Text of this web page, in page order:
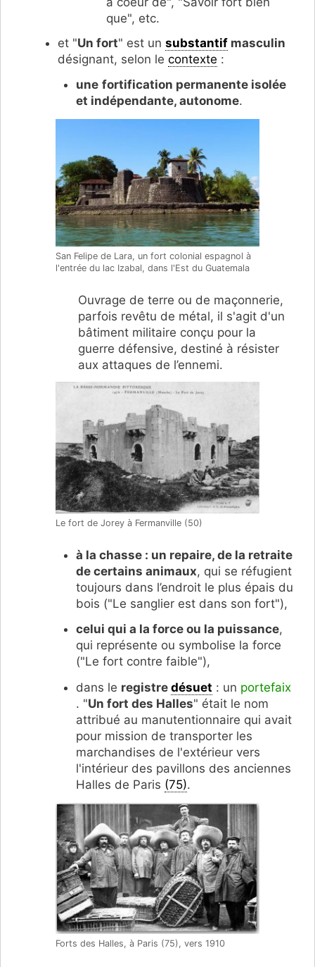
que", etc.
et "Un fort" est un substantif masculin
désignant, selon le contexte :
une fortification permanente isolée
et indépendante, autonome.
San Felipe de Lara, un fort colonial espagnol à
l'entrée du lac Izabal, dans l'Est du Guatemala
Ouvrage de terre ou de maçonnerie,
parfois revêtu de métal, il s'agit d'un
bâtiment militaire conçu pour la
guerre défensive, destiné à résister
aux attaques de l’ennemi.
Le fort de Jorey à Fermanville (50)
à la chasse : un repaire, de la retraite
de certains animaux, qui se réfugient
toujours dans l’endroit le plus épais du
bois ("Le sanglier est dans son fort"),
celui qui a la force ou la puissance,
qui représente ou symbolise la force
("Le fort contre faible"),
dans le registre désuet : un portefaix
. "Un fort des Halles" était le nom
attribué au manutentionnaire qui avait
pour mission de transporter les
marchandises de l'extérieur vers
l'intérieur des pavillons des anciennes
Halles de Paris (75).
Forts des Halles, à Paris (75), vers 1910